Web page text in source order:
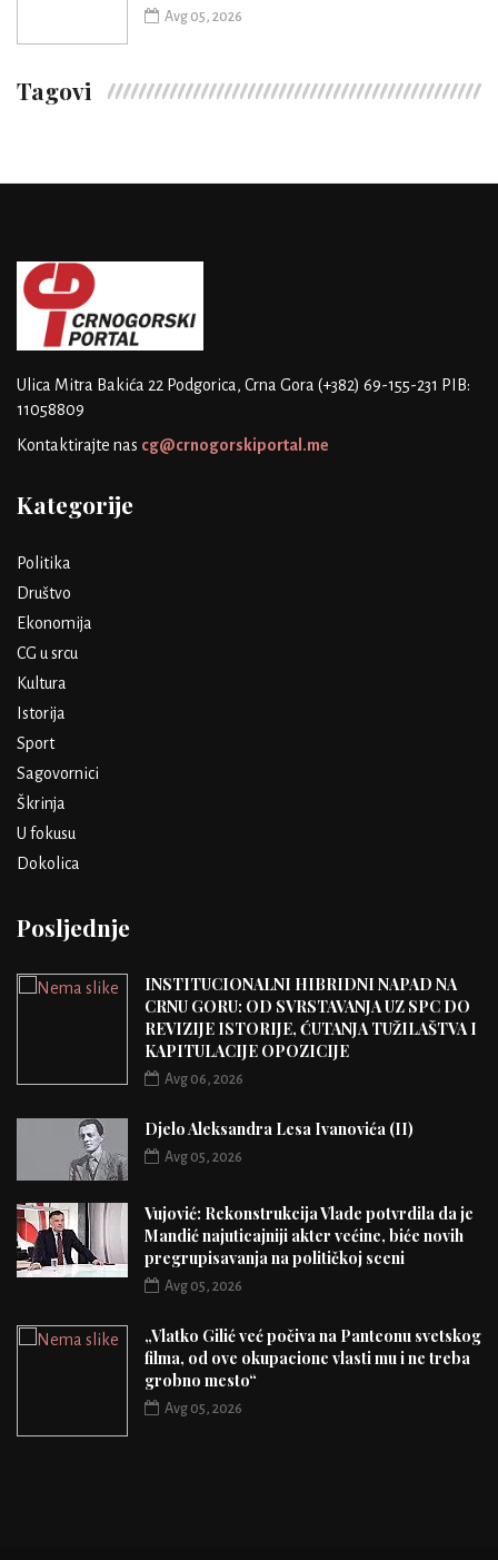
Avg 05, 2026
Tagovi
Ulica Mitra Bakića 22 Podgorica, Crna Gora (+382) 69-155-231 PIB:
11058809
Kontaktirajte nas cg@crnogorskiportal.me
Kategorije
Politika
Društvo
Ekonomija
CG u srcu
Kultura
Istorija
Sport
Sagovornici
Škrinja
U fokusu
Dokolica
Posljednje
INSTITUCIONALNI HIBRIDNI NAPAD NA
CRNU GORU: OD SVRSTAVANJA UZ SPC DO
REVIZIJE ISTORIJE, ĆUTANJA TUŽILAŠTVA I
KAPITULACIJE OPOZICIJE
Avg 06, 2026
Djelo Aleksandra Lesa Ivanovića (II)
Avg 05, 2026
Vujović: Rekonstrukcija Vlade potvrdila da je
Mandić najuticajniji akter većine, biće novih
pregrupisavanja na političkoj sceni
Avg 05, 2026
„Vlatko Gilić već počiva na Panteonu svetskog
filma, od ove okupacione vlasti mu i ne treba
grobno mesto“
Avg 05, 2026